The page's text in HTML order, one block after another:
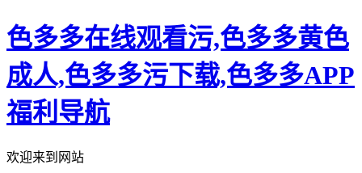
色多多在线观看污,色多多黄色
成人,色多多污下载,色多多APP
福利导航
欢迎来到网站